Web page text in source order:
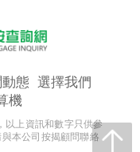
態 選擇我們
機
以上資訊和數字只供參
本公司按揭顧問聯絡